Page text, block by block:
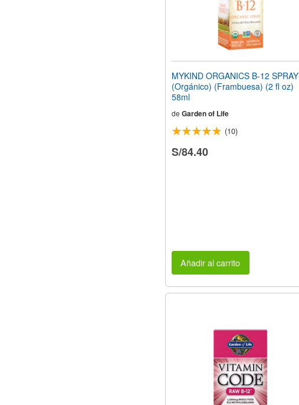
MYKIND ORGANICS B-12 SPRAY
(Orgánico) (Frambuesa) (2 fl oz)
58ml
de Garden of Life
(10)
S/84.40
Añadir al carrito